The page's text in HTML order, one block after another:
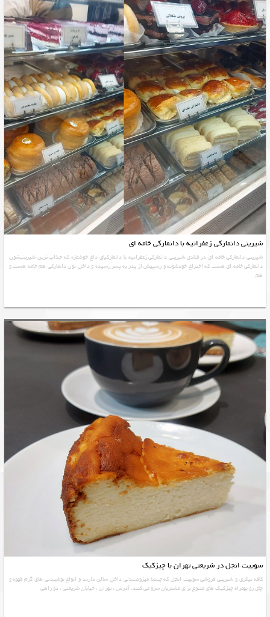
شیرینی دانمارکی زعفرانیه با دانمارکی خامه ای
شیرینی دانمارکی خامه ای در قنادی شیرینی دانمارکی زعفرانیه با دانمارکیای داغ خوشمزه که جذاب ترین شیرینیشون
دانمارکی خامه ای هست که اختراع خودشونه و رسپیش از پدر به پسر رسیده و داخل نون دانمارکی هم خامه هست و
هم
سوییت انجل در شریعتی تهران با چیزکیک
کافه بیکری و شیرینی فروشی سوییت انجل که چندتا میزوصندلی داخل سالن دارند و انواع نوشیدنی های گرم قهوه و
چای رو بهمراه چیزکیک های متنوع برای مشتریان سرو می کنند. آدرس : تهران ، خیابان شریعتی ، دو راهی